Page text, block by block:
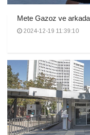
Mete Gazoz ve
2024-12-19 11:39:10